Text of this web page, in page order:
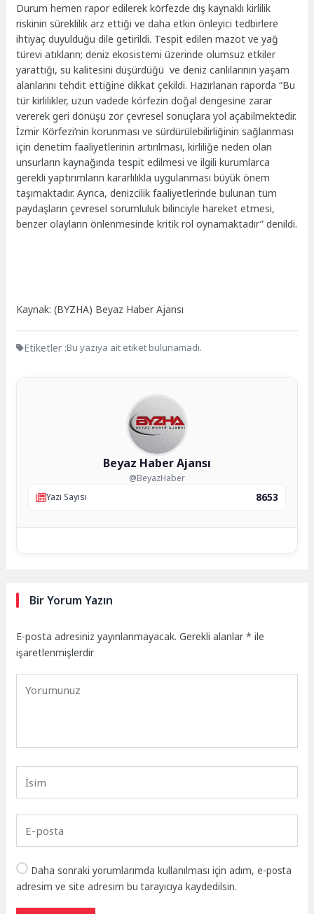
Durum hemen rapor edilerek körfezde dış kaynaklı kirlilik
riskinin süreklilik arz ettiği ve daha etkin önleyici tedbirlere
ihtiyaç duyulduğu dile getirildi. Tespit edilen mazot ve yağ
türevi atıkların; deniz ekosistemi üzerinde olumsuz etkiler
yarattığı, su kalitesini düşürdüğü ve deniz canlılarının yaşam
alanlarını tehdit ettiğine dikkat çekildi. Hazırlanan raporda “Bu
tür kirlilikler, uzun vadede körfezin doğal dengesine zarar
vererek geri dönüşü zor çevresel sonuçlara yol açabilmektedir.
İzmir Körfezi’nin korunması ve sürdürülebilirliğinin sağlanması
için denetim faaliyetlerinin artırılması, kirliliğe neden olan
unsurların kaynağında tespit edilmesi ve ilgili kurumlarca
gerekli yaptırımların kararlılıkla uygulanması büyük önem
taşımaktadır. Ayrıca, denizcilik faaliyetlerinde bulunan tüm
paydaşların çevresel sorumluluk bilinciyle hareket etmesi,
benzer olayların önlenmesinde kritik rol oynamaktadır” denildi.
Kaynak: (BYZHA) Beyaz Haber Ajansı
Etiketler :Bu yazıya ait etiket bulunamadı.
Beyaz Haber Ajansı
@BeyazHaber
Yazı Sayısı
8653
Bir Yorum Yazın
E-posta adresiniz yayınlanmayacak. Gerekli alanlar* ile
işaretlenmişlerdir
Daha sonraki yorumlarımda kullanılması için adım, e-posta
adresim ve site adresim bu tarayıcıya kaydedilsin.